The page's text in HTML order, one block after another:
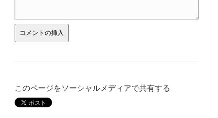
このページをソーシャルメディアで共有する